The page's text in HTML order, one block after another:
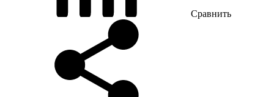
Сравнить